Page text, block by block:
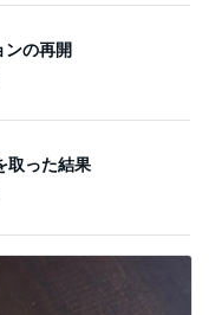
ンの再開
取った結果